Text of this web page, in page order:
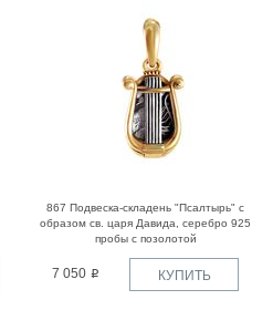
867 Подвеска-складень "Псалтырь" с
образом св. царя Давида, серебро 925
пробы с позолотой
7 050 КУПИТЬ